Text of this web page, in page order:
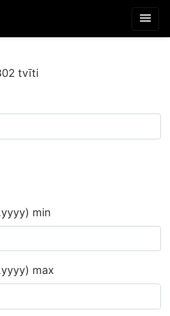
menu
tvīti
min
max